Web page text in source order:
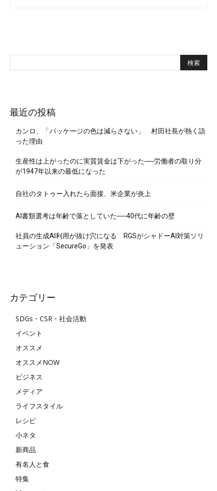
最近の投稿
カンロ、「パッケージの色は減らさない」 村田社長が熱く語
った理由
生産性は上がったのに実質賃金は下がった──労働者の取り分
が1947年以来の最低になった
自社のタトゥー入れたら面接、米企業が炎上
AI書類選考は年齢で落としていた──40代に年齢の壁
社員の生成AI利用が抜け穴になる RGSがシャドーAI対策ソリ
ューション「SecureGo」を発表
カテゴリー
SDGs・CSR・社会活動
イベント
オススメ
オススメNOW
ビジネス
メディア
ライフスタイル
レシピ
小ネタ
新商品
有名人と食
特集